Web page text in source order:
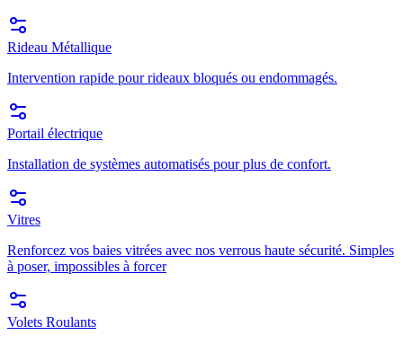
Rideau Métallique
Intervention rapide pour rideaux bloqués ou endommagés.
Portail électrique
Installation de systèmes automatisés pour plus de confort.
Vitres
Renforcez vos baies vitrées avec nos verrous haute sécurité. Simples
à poser, impossibles à forcer
Volets Roulants